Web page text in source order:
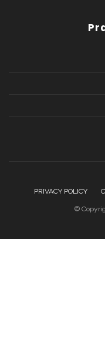
PRIVACY POLICY
©